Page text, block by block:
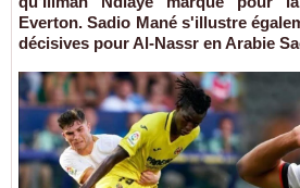
Everton. Sadio Mané s'illustre
décisives pour Al-Nassr en Arabie